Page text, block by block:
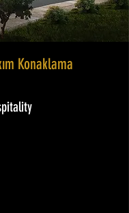
Konaklama